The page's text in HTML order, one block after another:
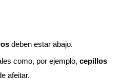
deben estar abajo.
como, por ejemplo, cepillos
afeitar.